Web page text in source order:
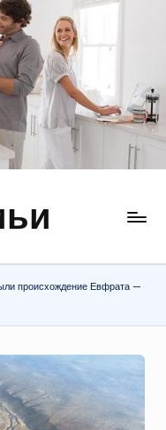
происхождение Евфрата —